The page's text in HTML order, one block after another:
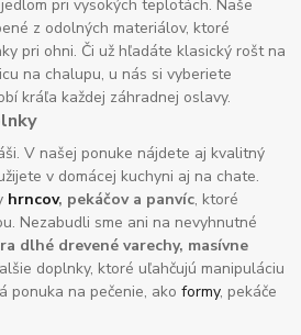
pri vysokých teplotách. Naše
z odolných materiálov, ktoré
pri ohni. Či už hľadáte klasický rošt na
na chalupu, u nás si vyberiete
kráľa každej záhradnej oslavy.
V našej ponuke nájdete aj kvalitný
v domácej kuchyni aj na chate.
hrncov, pekáčov a panvíc, ktoré
Nezabudli sme ani na nevyhnutné
dlhé drevené varechy, masívne
doplnky, ktoré uľahčujú manipuláciu
ponuka na pečenie, akoformy, pekáče